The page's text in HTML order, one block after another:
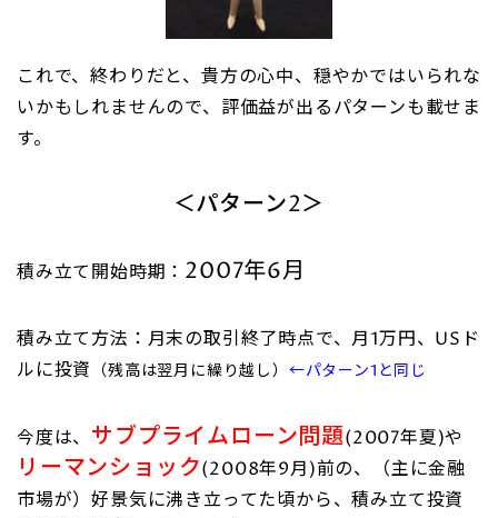
これで、終わりだと、貴方の心中、穏やかではいられな
いかもしれませんので、評価益が出るパターンも載せま
す。
＜パターン2＞
積み立て開始時期： 2007年6月
積み立て方法：月末の取引終了時点で、月1万円、USド
ルに投資
（残高は翌月に繰り越し） ←パターン1と同じ
今度は、 サブプライムローン問題(2007年夏)や
リーマンショック(2008年9月)前の、（主に金融
市場が）好景気に沸き立ってた頃から、積み立て投資